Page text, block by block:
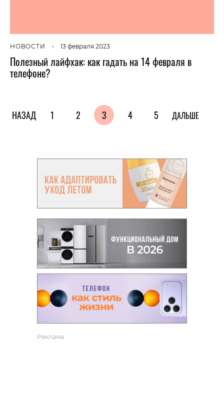
НОВОСТИ • 13 февраля 2023
Полезный лайфхак: как гадать на 14 февраля в
телефоне?
НАЗАД 1 2 3 4 5 ДАЛЬШЕ
Реклама